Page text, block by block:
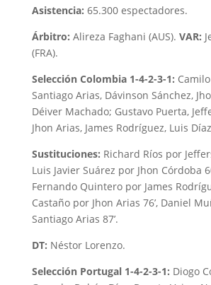
Asistencia: 65.300 espectadores.
Árbitro: Alireza Faghani (AUS). VAR:
(FRA).
Selección Colombia 1-4-2-3-1:
Santiago Arias, Dávinson Sánchez,
Déiver Machado; Gustavo Puerta,
Jhon Arias, James Rodríguez, Luis
Sustituciones: Richard Ríos por
Luis Javier Suárez por Jhon Córdoba
Fernando Quintero por James
Castaño por Jhon Arias 76’, Daniel
Santiago Arias 87’.
DT: Néstor Lorenzo.
Selección Portugal 1-4-2-3-1: Diogo